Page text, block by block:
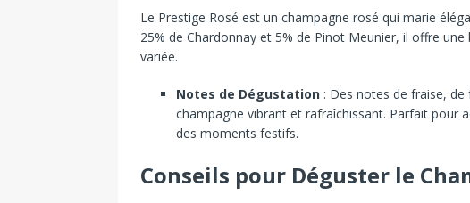
Le Prestige Rosé est un champagne rosé qui marie
25% de Chardonnay et 5% de Pinot Meunier, il offre une
variée.
Notes de Dégustation : Des notes de fraise, de
champagne vibrant et rafraîchissant. Parfait pour
des moments festifs.
Conseils pour Déguster le